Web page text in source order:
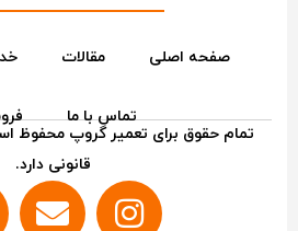
صفحه اصلی مقالات
تماس با ما
تمام حقوق برای تعمیر گروپ محفوظ
قانونی دارد.